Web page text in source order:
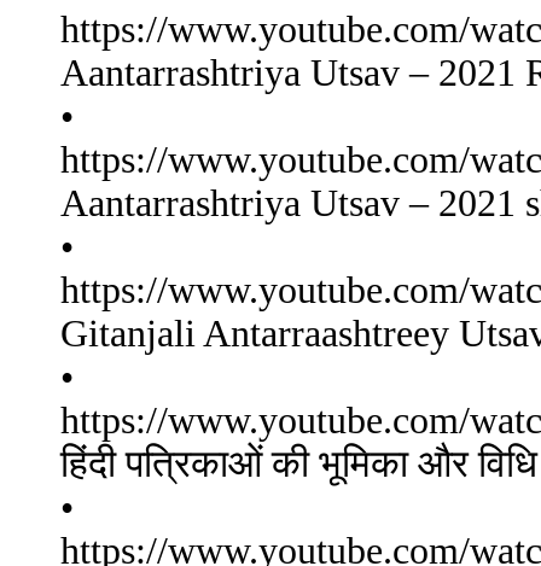
https://www.youtube.com/
Aantarrashtriya Utsav – 2021
•
https://www.youtube.com/
Aantarrashtriya Utsav – 2021
•
https://www.youtube.com/
Gitanjali Antarraashtreey
•
https://www.youtube.com/
हिंदी पत्रिकाओं की भूमिका और विधि
•
https://www.youtube.com/